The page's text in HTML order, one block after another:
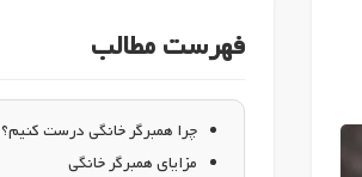
فهرست مطالب
چرا همبرگر خانگی درست کنیم؟
مزایای همبرگر خانگی